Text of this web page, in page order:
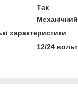
Так
Механічний
характеристики
12/24 вольт